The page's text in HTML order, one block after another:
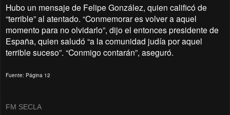
Hubo un mensaje de Felipe González, quien calificó de
“terrible” al atentado. “Conmemorar es volver a aquel
momento para no olvidarlo”, dijo el entonces presidente de
España, quien saludó “a la comunidad judía por aquel
terrible suceso”. “Conmigo contarán”, aseguró.
Fuente: Página 12
FM SECLA